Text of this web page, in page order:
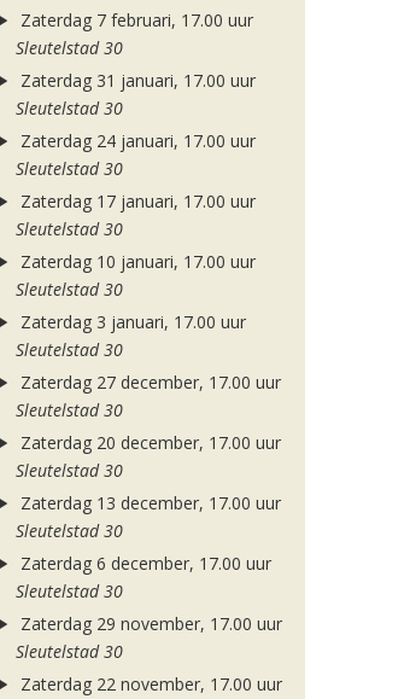
Zaterdag 7 februari, 17.00 uur
Sleutelstad 30
Zaterdag 31 januari, 17.00 uur
Sleutelstad 30
Zaterdag 24 januari, 17.00 uur
Sleutelstad 30
Zaterdag 17 januari, 17.00 uur
Sleutelstad 30
Zaterdag 10 januari, 17.00 uur
Sleutelstad 30
Zaterdag 3 januari, 17.00 uur
Sleutelstad 30
Zaterdag 27 december, 17.00 uur
Sleutelstad 30
Zaterdag 20 december, 17.00 uur
Sleutelstad 30
Zaterdag 13 december, 17.00 uur
Sleutelstad 30
Zaterdag 6 december, 17.00 uur
Sleutelstad 30
Zaterdag 29 november, 17.00 uur
Sleutelstad 30
Zaterdag 22 november, 17.00 uur